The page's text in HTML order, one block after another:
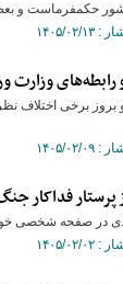
حکمفرماست و
رابطه‌های
بروز برخی اختلاف
پرستار فداکار
در صفحه شخصی